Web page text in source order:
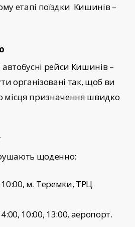
етапі поїздки Кишинів –
рейси Кишинів –
організовані так, щоб ви
місця призначення швидко
щоденно:
10:00, м. Теремки, ТРЦ
4:00, 10:00, 13:00, аеропорт.